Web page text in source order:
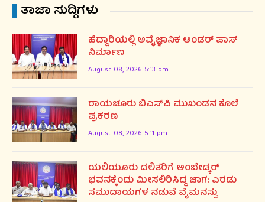
ತಾಜಾ ಸುದ್ಧಿಗಳು
ಹೆದ್ದಾರಿಯಲ್ಲಿ ಅವೈಜ್ಞಾನಿಕ ಅಂಡರ್ ಪಾಸ್
ನಿರ್ಮಾಣ
August 08, 2026 5:13 pm
ರಾಯಚೂರು ಬಿಎಸ್‌ಪಿ ಮುಖಂಡನ ಕೊಲೆ
ಪ್ರಕರಣ
August 08, 2026 5:11 pm
ಯಲಿಯೂರು ದಲಿತರಿಗೆ ಅಂಬೇಡ್ಕರ್
ಭವನಕ್ಕೆಂದು ಮೀಸಲಿರಿಸಿದ್ದ ಜಾಗ: ಎರಡು
ಸಮುದಾಯಗಳ ನಡುವೆ ವೈಮನಸ್ಸು